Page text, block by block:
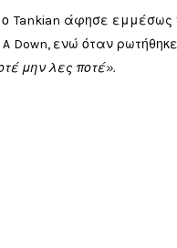
Tankian άφησε εμμέσως
A Down, ενώ όταν
μην λες ποτέ».